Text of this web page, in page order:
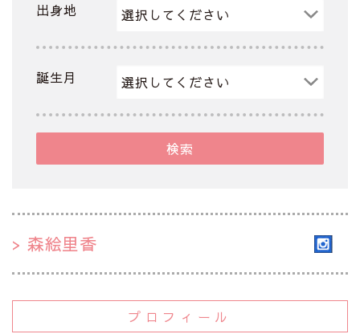
出身地
誕生月
検索
森絵里香
プロフィール